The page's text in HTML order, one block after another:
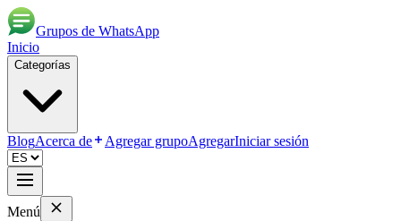
Grupos de WhatsApp
Inicio
Categorías
BlogAcerca de Agregar grupoAgregarIniciar sesión
Menú